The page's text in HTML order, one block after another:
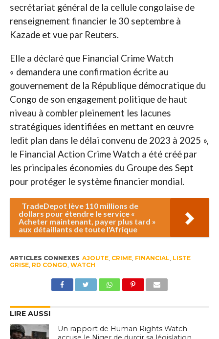
secrétariat général de la cellule congolaise de
renseignement financier le 30 septembre à
Kazade et vue par Reuters.
Elle a déclaré que Financial Crime Watch
« demandera une confirmation écrite au
gouvernement de la République démocratique du
Congo de son engagement politique de haut
niveau à combler pleinement les lacunes
stratégiques identifiées en mettant en œuvre
ledit plan dans le délai convenu de 2023 à 2025 »,
le Financial Action Crime Watch a été créé par
les principales économies du Groupe des Sept
pour protéger le système financier mondial.
TradeDepot lève 110 millions de
dollars pour étendre le service «
Acheter maintenant, payer plus tard »
aux détaillants de toute l'Afrique
ARTICLES CONNEXES AJOUTE, CRIME, FINANCIAL, LISTE
GRISE, RD CONGO, WATCH
LIRE AUSSI
Un rapport de Human Rights Watch